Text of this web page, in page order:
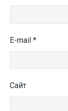
E-mail *
Сайт